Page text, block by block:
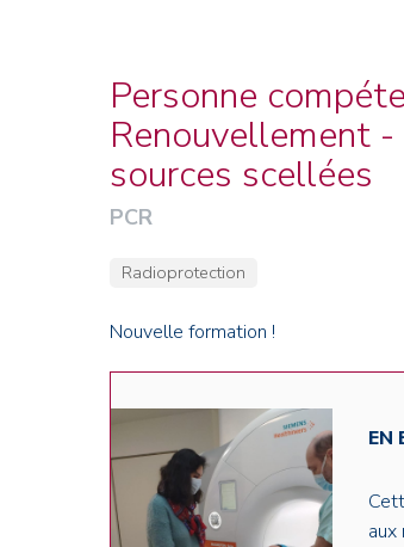
Personne
Renouvellement
sources scellées
PCR
Radioprotection
Nouvelle formation !
EN